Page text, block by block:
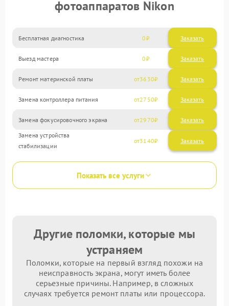
фотоаппаратов Nikon
Бесплатная диагностика 0 Заказать
Выезд мастера 0 Заказать
Ремонт материнской платы 3630
Замена контроллера питания 2750
Замена фокусировочного экрана 2970
Замена устройства
стабилизации
3140
Показать все услуги
Другие поломки, которые мы
устраняем
Поломки, которые на первый взгляд похожи на
неисправность экрана, могут иметь более
серьезные причины. Например, в сложных
случаях требуется ремонт платы или процессора.